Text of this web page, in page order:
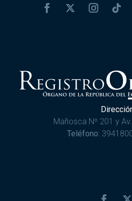
Mañosca Nº 201 y
Teléfono: